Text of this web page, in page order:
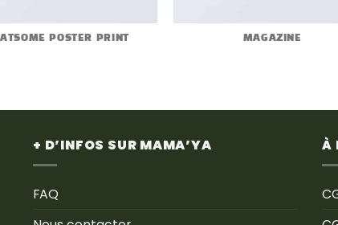
POSTER PRINT MAGAZINE
+ D’INFOS SUR MAMA’YA
FAQ
À